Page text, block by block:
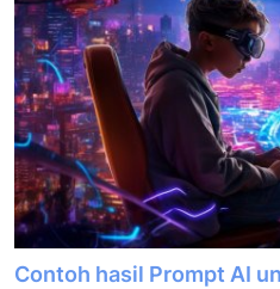
Contoh hasil Prompt AI